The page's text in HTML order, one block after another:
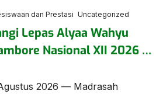
dan Prestasi Uncategorized
Lepas Alyaa Wahyu
Nasional XII 2026 di
2026 — Madrasah